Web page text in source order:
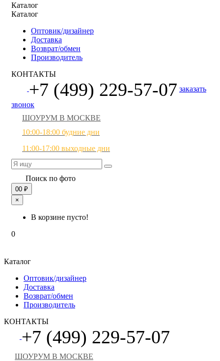
Каталог
Каталог
Оптовик/дизайнер
Доставка
Возврат/обмен
Производитель
КОНТАКТЫ
+7 (499) 229-57-07 заказать
звонок
ШОУРУМ В МОСКВЕ
10:00-18:00 будние дни
11:00-17:00 выходные дни
Поиск по фото
00 ₽
×
В корзине пусто!
0
Каталог
Оптовик/дизайнер
Доставка
Возврат/обмен
Производитель
КОНТАКТЫ
+7 (499) 229-57-07
ШОУРУМ В МОСКВЕ